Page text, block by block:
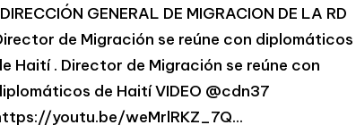
GENERAL DE MIGRACION DE LA RD
de Migración se reúne con diplomáticos
Haití . Director de Migración se reúne con
de Haití VIDEO @cdn37
youtu.be/weMrlRKZ_7Q…